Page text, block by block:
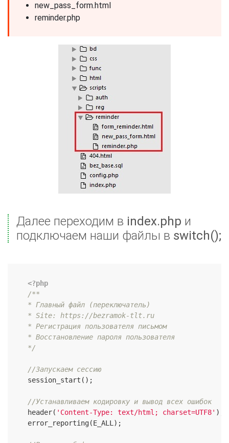
new_pass_form.html
reminder.php
Далее переходим в index.php и
подключаем наши файлы в switch();
<?php
/**
    * Главный файл (переключатель)
    * Site: https://bezramok-tlt.ru
    * Регистрация пользователя письмом
    * Восстановление пароля пользователя
    */
//Запускаем сессию
    session_start();
//Устанавливаем кодировку и вывод всех ошибок
    header(
'Content-Type: text/html; charset=UTF8' );
    error_reporting(E_ALL);